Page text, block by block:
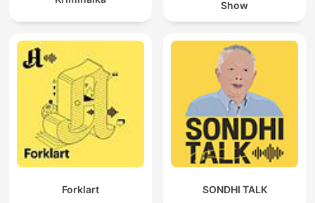
Show
Forklart SONDHI TALK